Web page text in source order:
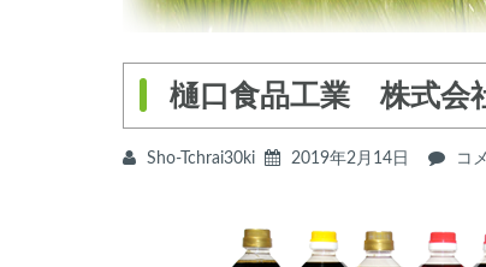
樋口食品工業 株式会
Sho-Tchrai30ki 2019年2月14日
樋
工
コ